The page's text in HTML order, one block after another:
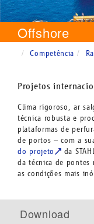
Offshore
Competência
Projetos
Clima rigoroso, ar
técnica robusta e
plataformas de
de portos – com a
do projeto
da
da técnica de pontes
as condições mais
Download